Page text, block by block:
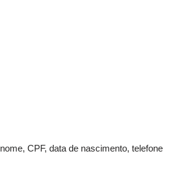
nome, CPF, data de nascimento, telefone